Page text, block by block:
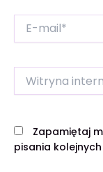
mail*
Witryna
internetowa
Zapamiętaj
pisania